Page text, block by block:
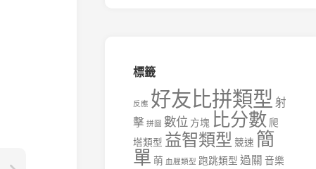
標籤
反應 好友比拼類型 射
擊 拼圖 數位 方塊 比分數 爬
塔類型 益智類型 競速 簡
單 萌 血腥類型 跑跳類型 過關 音樂